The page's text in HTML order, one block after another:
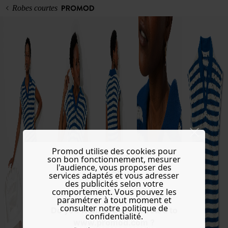
Do you want to be redirected to
www.promod.com ?
Robes courtes
Promod utilise des cookies pour
son bon fonctionnement, mesurer
l'audience, vous proposer des
services adaptés et vous adresser
des publicités selon votre
comportement. Vous pouvez les
paramétrer à tout moment et
consulter notre politique de
confidentialité.